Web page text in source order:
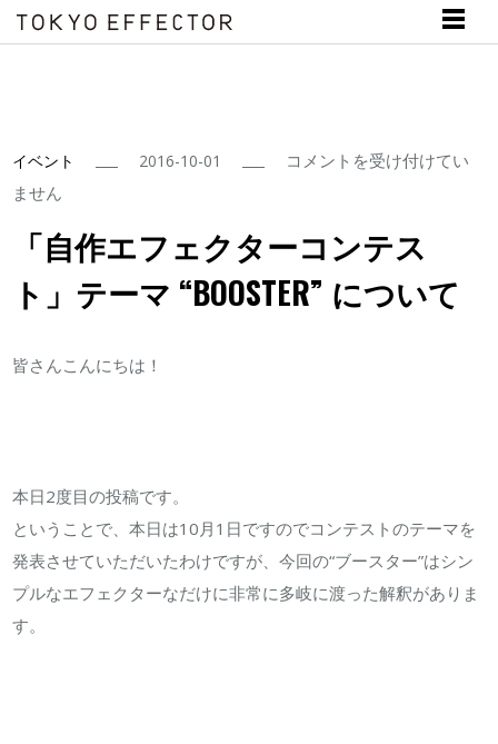
イベント 2016-10-01
「自
フ
ェ
コメントを受け付けてい
ません
「自作エフェクターコンテス
ト」テーマ “BOOSTER” について
皆さんこんにちは！
本日2度目の投稿です。
ということで、本日は10月1日ですのでコンテストのテーマを
発表させていただいたわけですが、今回の“ブースター”はシン
プルなエフェクターなだけに非常に多岐に渡った解釈がありま
す。